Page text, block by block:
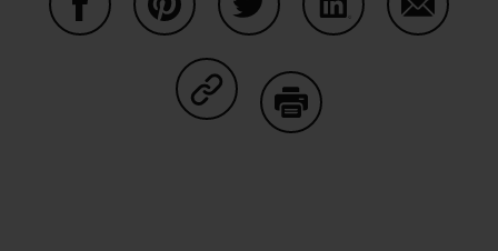
Share on Copy Link